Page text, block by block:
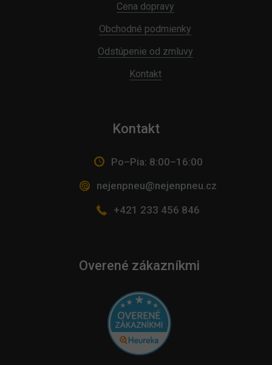
Cena dopravy
Obchodné podmienky
Odstúpenie od zmluvy
Kontakt
Kontakt
Po–Pia: 8:00–16:00
nejenpneu@nejenpneu.cz
+421 233 456 846
Overené zákazníkmi